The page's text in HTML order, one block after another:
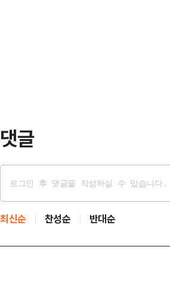
댓글
최신순 찬성순 반대순